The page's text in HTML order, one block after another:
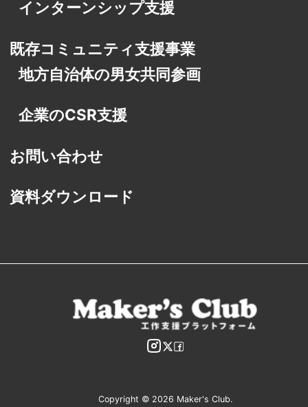
インターンシップ支援
既存コミュニティ支援事業
地方自治体の男女共同参画
企業のCSR支援
お問い合わせ
資料ダウンロード
Copyright © 2026 Maker's Club.